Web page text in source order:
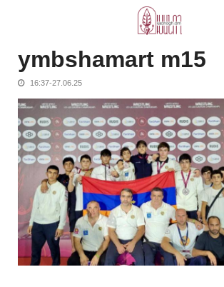
ymbshamart m15
16:37-27.06.25